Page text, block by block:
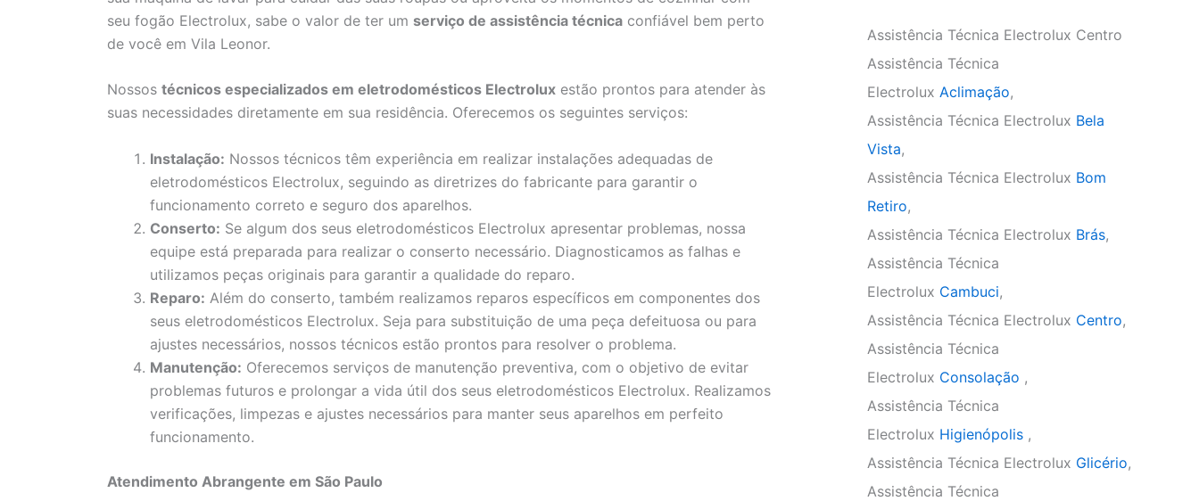
seu fogão Electrolux, sabe o valor de ter um serviço de assistência técnica confiável bem perto
de você em Vila Leonor.
Nossos técnicos especializados em eletrodomésticos Electrolux estão prontos para atender às
suas necessidades diretamente em sua residência. Oferecemos os seguintes serviços:
Instalação: Nossos técnicos têm experiência em realizar instalações adequadas de
eletrodomésticos Electrolux, seguindo as diretrizes do fabricante para garantir o
funcionamento correto e seguro dos aparelhos.
Conserto: Se algum dos seus eletrodomésticos Electrolux apresentar problemas, nossa
equipe está preparada para realizar o conserto necessário. Diagnosticamos as falhas e
utilizamos peças originais para garantir a qualidade do reparo.
Reparo: Além do conserto, também realizamos reparos específicos em componentes dos
seus eletrodomésticos Electrolux. Seja para substituição de uma peça defeituosa ou para
ajustes necessários, nossos técnicos estão prontos para resolver o problema.
Manutenção: Oferecemos serviços de manutenção preventiva, com o objetivo de evitar
problemas futuros e prolongar a vida útil dos seus eletrodomésticos Electrolux. Realizamos
verificações, limpezas e ajustes necessários para manter seus aparelhos em perfeito
funcionamento.
Atendimento Abrangente em São Paulo
Assistência Técnica Electrolux Centro
Assistência Técnica
Electrolux Aclimação,
Assistência Técnica Electrolux Bela
Vista,
Assistência Técnica Electrolux Bom
Retiro,
Assistência Técnica Electrolux Brás,
Assistência Técnica
Electrolux Cambuci,
Assistência Técnica Electrolux Centro,
Assistência Técnica
Electrolux Consolação ,
Assistência Técnica
Electrolux Higienópolis ,
Assistência Técnica Electrolux Glicério,
Assistência Técnica